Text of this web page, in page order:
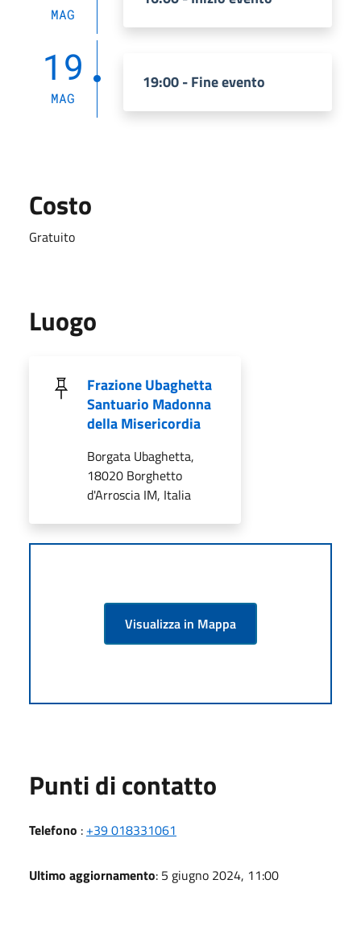
MAG
19
MAG
19:00 - Fine evento
Costo
Gratuito
Luogo
Frazione Ubaghetta
Santuario Madonna
della Misericordia
Borgata Ubaghetta,
18020 Borghetto
d'Arroscia IM, Italia
Visualizza in Mappa
Punti di contatto
Telefono : +39 018331061
Ultimo aggiornamento: 5 giugno 2024, 11:00